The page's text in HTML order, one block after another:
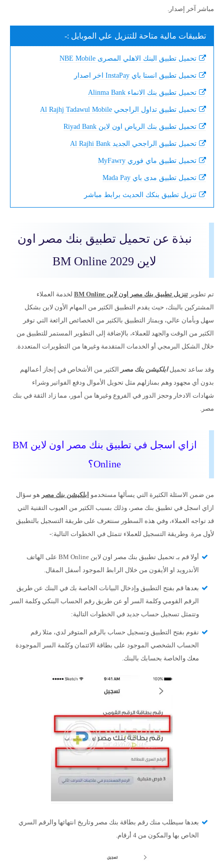
مباشر آخر إصدار.
تطبيقات مالية متاحة للتنزيل علي الموبايل :-
تحميل تطبيق البنك الاهلي المصرى NBE Mobile
تحميل تطبيق انستا باي InstaPay اخر اصدار
تحميل تطبيق بنك الانماء Alinma Bank
تحميل تطبيق تداول الراجحي Al Rajhj Tadawul Mobile
تحميل تطبيق بنك الرياض اون لاين Riyad Bank
تحميل تطبيق الراجحي الجديد Al Rajhi Bank
تحميل تطبيق ماي فوري MyFawry
تحميل تطبيق مدى باي Mada Pay
تنزيل تطبيق بنكك الحديث برابط مباشر
نبذة عن تحميل تطبيق بنك مصر اون
لاين BM Online 2029
تم تطوير تنزيل تطبيق بنك مصر اون لاين BM Online
لخدمة العملاء
المشتركين بالبنك، حيث يقدم التطبيق الكثير من المهام الأون لاين بشكل
سهل وبأمان عالي، ويمتاز التطبيق بالكثير من الخصائص الرائعة التي توفر
الكثير من الوقت والجهد للعملاء، بالإضافة إلى التطوير المستمر للتطبيق من
خلال الشكل البرمجي أو الخدمات المتقدمة وغيرها من التطويرات المتعددة.
وقد ساعد تحميلابلكيشن بنك مصر
الكثير من الأشخاص في إنجاز أعمالهم
بدون أي مجهود وهم بمنازلهم مثل تحويل الأموال ودفع الفواتير وشراء
شهادات الادخار وحجز الدور في الفروع وغيرها من أمور، مما زاد الثقة في بنك
مصر.
ازاي اسجل في تطبيق بنك مصر اون لاين BM
Online؟
من ضمن الاسئلة الكثيرة التي يسألها مستخدمو ابلكيشن بنك مصر هو سؤال
ازاي اسجل في تطبيق بنك مصر، وذلك بسبب الكثير من العيوب التقنية التي
قد تواجه العملاء، وفي هذه السطور سنتعرف على طريقة التسجيل بالتطبيق
لأول مرة. وطريقة التسجيل للعملاء تتمثل في الخطوات التالية:-
أولا قم بـ تحميل تطبيق بنك مصر اون لاين BM Online على الهاتف
الأندرويد او الأيفون من خلال الرابط الموجود أسفل المقال.
بعدها قم بفتح التطبيق وإدخال البيانات الخاصة بك في البنك عن طريق
الرقم القومي وكلمة السر أو عن طريق رقم الحساب البنكي وكلمة السر
وتتمثل تسجيل حساب جديد في الخطوات التالية:
نقوم بفتح التطبيق وتسجيل حساب بالرقم المتوفر لدي، مثلا رقم
الحساب الشخصي الموجود على بطاقة الائتمان وكلمة السر الموجودة
معك والخاصة بحسابك بالبنك.
بعدها سيطلب منك رقم بطاقة بنك مصر وتاريخ انتهائها والرقم السري
الخاص بها والمكون من 4 أرقام.